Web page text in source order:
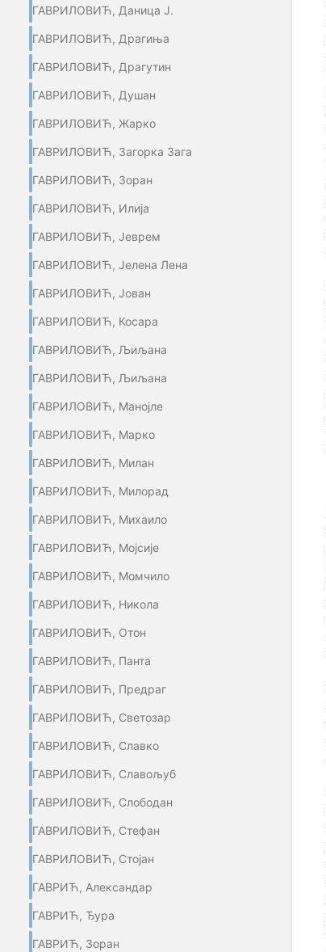
ГАВРИЛОВИЋ, Даница Ј.
ГАВРИЛОВИЋ, Драгиња
ГАВРИЛОВИЋ, Драгутин
ГАВРИЛОВИЋ, Душан
ГАВРИЛОВИЋ, Жарко
ГАВРИЛОВИЋ, Загорка Зага
ГАВРИЛОВИЋ, Зоран
ГАВРИЛОВИЋ, Илија
ГАВРИЛОВИЋ, Јеврем
ГАВРИЛОВИЋ, Јелена Лена
ГАВРИЛОВИЋ, Јован
ГАВРИЛОВИЋ, Косара
ГАВРИЛОВИЋ, Љиљана
ГАВРИЛОВИЋ, Љиљана
ГАВРИЛОВИЋ, Манојле
ГАВРИЛОВИЋ, Марко
ГАВРИЛОВИЋ, Милан
ГАВРИЛОВИЋ, Милорад
ГАВРИЛОВИЋ, Михаило
ГАВРИЛОВИЋ, Мојсије
ГАВРИЛОВИЋ, Момчило
ГАВРИЛОВИЋ, Никола
ГАВРИЛОВИЋ, Отон
ГАВРИЛОВИЋ, Панта
ГАВРИЛОВИЋ, Предраг
ГАВРИЛОВИЋ, Светозар
ГАВРИЛОВИЋ, Славко
ГАВРИЛОВИЋ, Славољуб
ГАВРИЛОВИЋ, Слободан
ГАВРИЛОВИЋ, Стефан
ГАВРИЛОВИЋ, Стојан
ГАВРИЋ, Александар
ГАВРИЋ, Ђура
ГАВРИЋ, Зоран